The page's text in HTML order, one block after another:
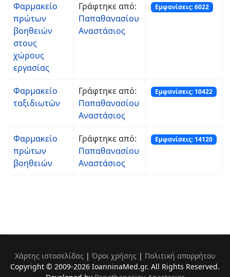
Φαρμακείο
πρώτων
βοηθειών
στους
χώρους
εργασίας
Γράφτηκε από:
Παπαθανασίου
Αναστάσιος
Εμφανίσεις: 6022
Φαρμακείο
ταξιδιωτών
Γράφτηκε από:
Παπαθανασίου
Αναστάσιος
Εμφανίσεις: 10422
Φαρμακείο
πρώτων
βοηθειών
Γράφτηκε από:
Παπαθανασίου
Αναστάσιος
Εμφανίσεις: 14120
Χάρτης ιστοσελίδας| Όροι χρήσης| Πολιτική απορρήτου
Copyright © 2009-2026 IoanninaMed.gr. All Rights Reserved.